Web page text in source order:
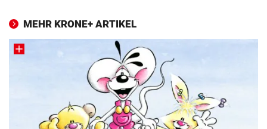
MEHR KRONE+ ARTIKEL